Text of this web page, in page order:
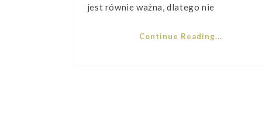
jest równie ważna, dlatego nie
Continue Reading...